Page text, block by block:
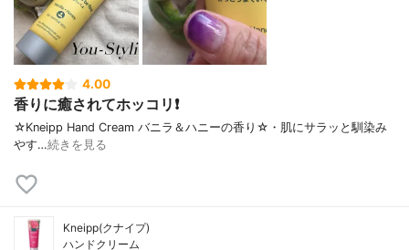
4.00
香りに癒されてホッコリ❗
☆Kneipp Hand Cream バニラ＆ハニーの香り☆・肌にサラッと馴染み
やす…続きを見る
Kneipp(クナイプ)
ハンドクリーム